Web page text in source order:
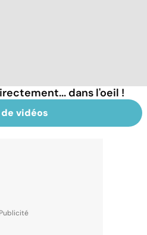
dans l'oeil !
de vidéos